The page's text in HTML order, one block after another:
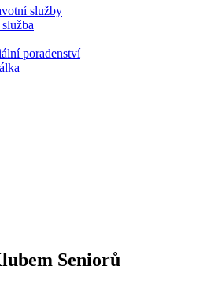
služby
poradenství
Seniorů